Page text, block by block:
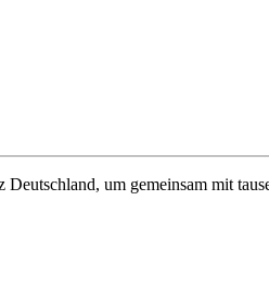
um gemeinsam mit